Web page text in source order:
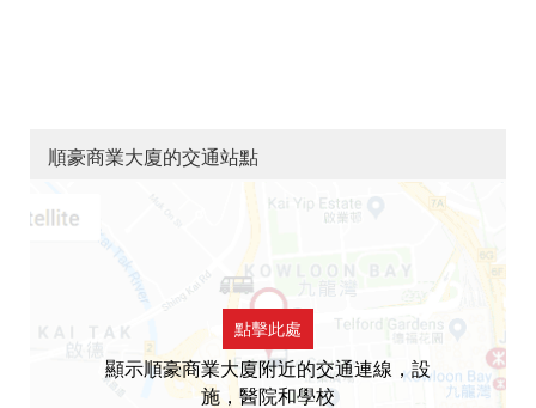
順豪商業大廈的交通站點
點擊此處
顯示順豪商業大廈附近的交通連線，設
施，醫院和學校